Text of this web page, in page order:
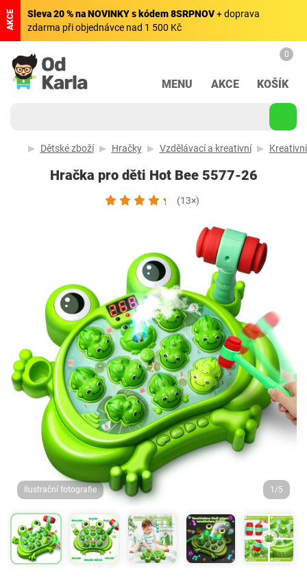
AKCE Sleva 20 % na NOVINKY s kódem 8SRPNOV+ doprava
zdarma při objednávce nad 1 500 Kč
MENU AKCE
0
KOŠÍK
Dětské zboží Hračky Vzdělávací a kreativní
Hračka pro děti Hot Bee 5577-26
(13×)
Ilustrační fotografie 1/5